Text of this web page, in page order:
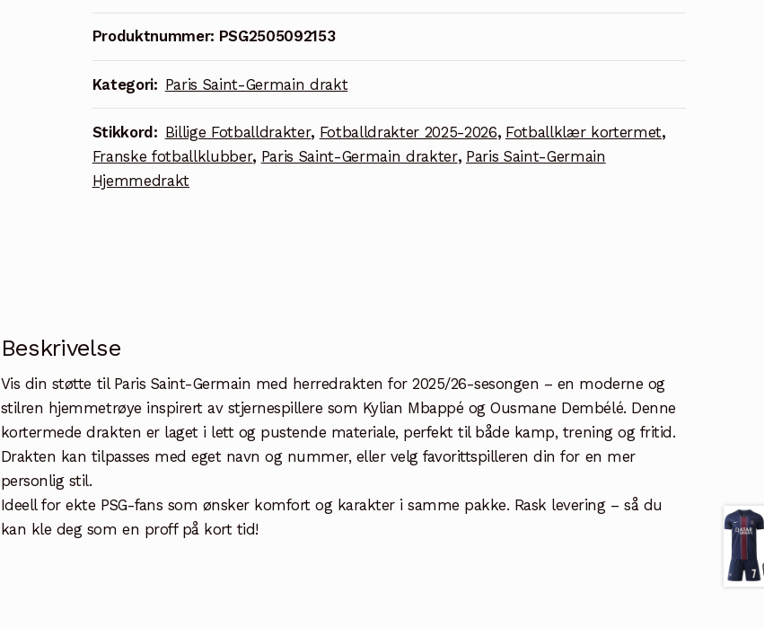
Kortermet
med
og
Shorts
antall
Produktnummer: PSG2505092153
Kategori: Paris Saint-Germain drakt
Stikkord: Billige Fotballdrakter, Fotballdrakter 2025-2026, Fotballklær kortermet,
Franske fotballklubber, Paris Saint-Germain drakter, Paris Saint-Germain
Hjemmedrakt
Beskrivelse
Vis din støtte til Paris Saint-Germain med herredrakten for 2025/26-sesongen – en moderne og
stilren hjemmetrøye inspirert av stjernespillere som Kylian Mbappé og Ousmane Dembélé. Denne
kortermede drakten er laget i lett og pustende materiale, perfekt til både kamp, trening og fritid.
Drakten kan tilpasses med eget navn og nummer, eller velg favorittspilleren din for en mer
personlig stil.
Ideell for ekte PSG-fans som ønsker komfort og karakter i samme pakke. Rask levering – så du
kan kle deg som en proff på kort tid!